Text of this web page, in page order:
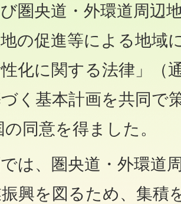
圏央道・外環道周辺
地の促進等による地域
化に関する法律」（
く基本計画を共同で
同意を得ました。
は、圏央道・外環道
興を図るため、集積